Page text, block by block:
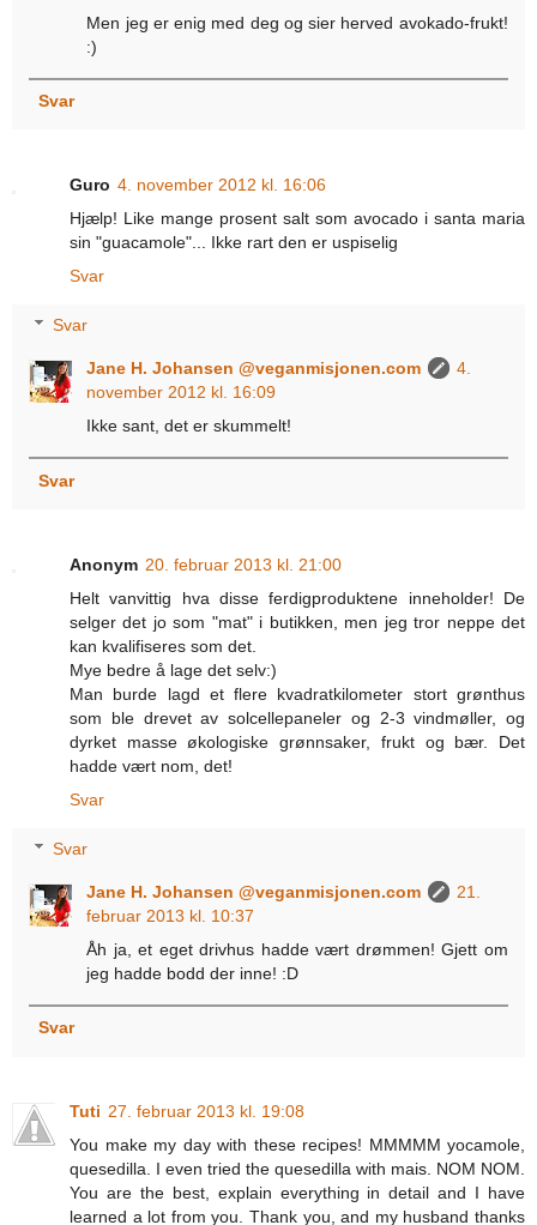
Men jeg er enig med deg og sier herved avokado-frukt!
:)
Svar
Guro 4. november 2012 kl. 16:06
Hjælp! Like mange prosent salt som avocado i santa maria
sin "guacamole"... Ikke rart den er uspiselig
Svar
Svar
Jane H. Johansen @veganmisjonen.com
4.
november 2012 kl. 16:09
Ikke sant, det er skummelt!
Svar
Anonym 20. februar 2013 kl. 21:00
Helt vanvittig hva disse ferdigproduktene inneholder! De
selger det jo som "mat" i butikken, men jeg tror neppe det
kan kvalifiseres som det.
Mye bedre å lage det selv:)
Man burde lagd et flere kvadratkilometer stort grønthus
som ble drevet av solcellepaneler og 2-3 vindmøller, og
dyrket masse økologiske grønnsaker, frukt og bær. Det
hadde vært nom, det!
Svar
Svar
Jane H. Johansen @veganmisjonen.com
21.
februar 2013 kl. 10:37
Åh ja, et eget drivhus hadde vært drømmen! Gjett om
jeg hadde bodd der inne! :D
Svar
Tuti 27. februar 2013 kl. 19:08
You make my day with these recipes! MMMMM yocamole,
quesedilla. I even tried the quesedilla with mais. NOM NOM.
You are the best, explain everything in detail and I have
learned a lot from you. Thank you, and my husband thanks